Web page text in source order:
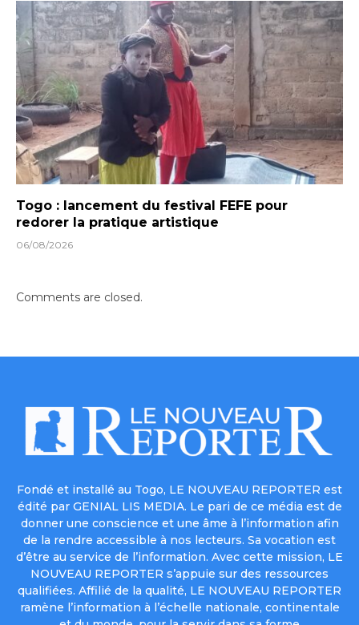
Togo : lancement du festival FEFE pour
redorer la pratique artistique
06/08/2026
Comments are closed.
Fondé et installé au Togo, LE NOUVEAU REPORTER est
édité par GENIAL LIS MEDIA. Le pari de ce média est de
donner une conscience et une âme à l’information afin
de la rendre accessible à nos lecteurs. Sa vocation est
d’être au service de l’information. Avec cette mission, LE
NOUVEAU REPORTER s’appuie sur des ressources
qualifiées. Affilié de la qualité, LE NOUVEAU REPORTER
ramène l’information à l’échelle nationale, continentale